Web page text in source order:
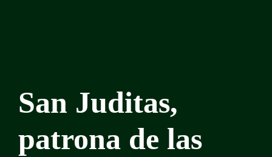
San Juditas,
patrona de las